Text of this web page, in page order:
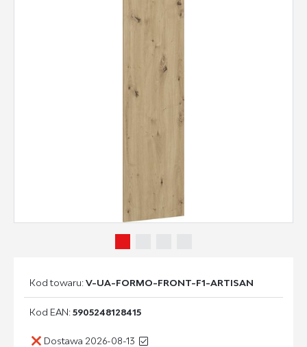
Kod towaru:V-UA-FORMO-FRONT-F1-ARTISAN
Kod EAN:5905248128415
Dostawa 2026-08-13